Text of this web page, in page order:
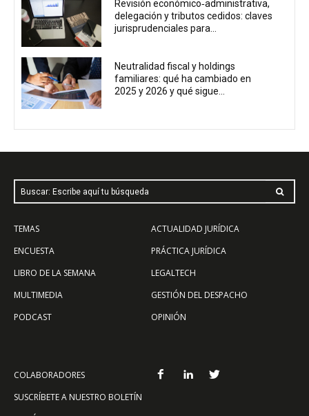
Revisión económico‑administrativa,
delegación y tributos cedidos: claves
jurisprudenciales para...
Neutralidad fiscal y holdings
familiares: qué ha cambiado en
2025 y 2026 y qué sigue...
Buscar: Escribe aquí tu búsqueda
TEMAS
ENCUESTA
LIBRO DE LA SEMANA
MULTIMEDIA
PODCAST
ACTUALIDAD JURÍDICA
PRÁCTICA JURÍDICA
LEGALTECH
GESTIÓN DEL DESPACHO
OPINIÓN
COLABORADORES
SUSCRÍBETE A NUESTRO BOLETÍN